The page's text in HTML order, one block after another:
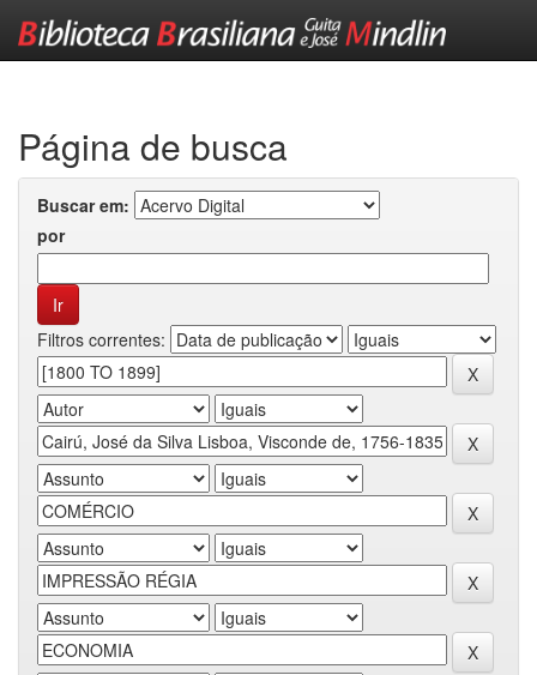
Página de busca
Buscar em:
por
Filtros correntes: